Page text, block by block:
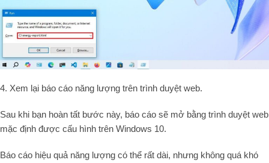
4. Xem lại báo cáo năng lượng trên trình duyệt web.
Sau khi bạn hoàn tất bước này, báo cáo sẽ mở bằng trình duyệt web
mặc định được cấu hình trên Windows 10.
Báo cáo hiệu quả năng lượng có thể rất dài, nhưng không quá khó